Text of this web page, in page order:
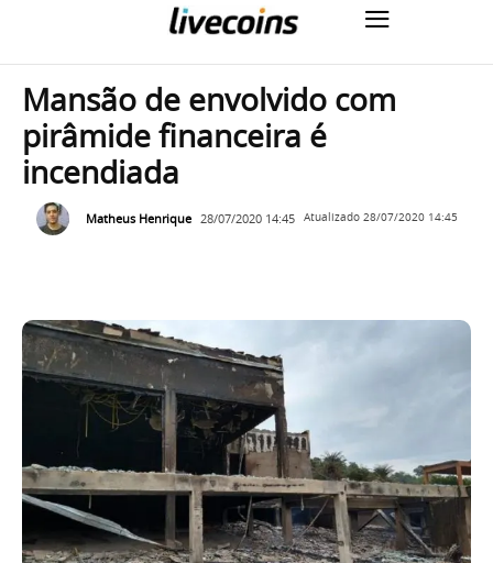
Mansão de envolvido com
pirâmide financeira é
incendiada
Matheus Henrique 28/07/2020 14:45 Atualizado 28/07/2020 14:45